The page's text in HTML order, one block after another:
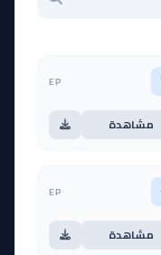
EP
مشاهدة
EP
مشاهدة